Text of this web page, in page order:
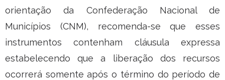
orientação da Confederação Nacional de
Municípios (CNM), recomenda-se que esses
instrumentos contenham cláusula expressa
estabelecendo que a liberação dos recursos
ocorrerá somente após o término do período de